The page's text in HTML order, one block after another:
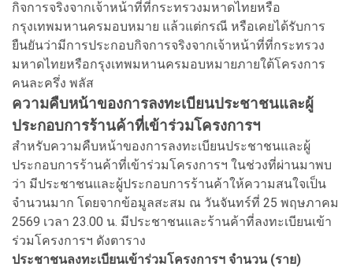
กิจการจริงจากเจ้าหน้าที่ที่กระทรวงมหาดไทยหรือ
กรุงเทพมหานครมอบหมาย แล้วแต่กรณี หรือเคยได้รับการ
ยืนยันว่ามีการประกอบกิจการจริงจากเจ้าหน้าที่ที่กระทรวง
มหาดไทยหรือกรุงเทพมหานครมอบหมายภายใต้โครงการ
คนละครึ่ง พลัส
ความคืบหน้าของการลงทะเบียนประชาชนและผู้
ประกอบการร้านค้าที่เข้าร่วมโครงการฯ
สำหรับความคืบหน้าของการลงทะเบียนประชาชนและผู้
ประกอบการร้านค้าที่เข้าร่วมโครงการฯ ในช่วงที่ผ่านมาพบ
ว่า มีประชาชนและผู้ประกอบการร้านค้าให้ความสนใจเป็น
จำนวนมาก โดยจากข้อมูลสะสม ณ วันจันทร์ที่ 25 พฤษภาคม
2569 เวลา 23.00 น. มีประชาชนและร้านค้าที่ลงทะเบียนเข้า
ร่วมโครงการฯ ดังตาราง
ประชาชนลงทะเบียนเข้าร่วมโครงการฯ จำนวน (ราย)